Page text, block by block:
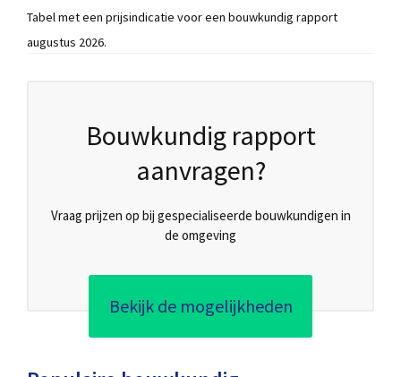
Tabel met een prijsindicatie voor een bouwkundig rapport
augustus 2026.
Bouwkundig rapport
aanvragen?
Vraag prijzen op bij gespecialiseerde bouwkundigen in
de omgeving
Bekijk de mogelijkheden